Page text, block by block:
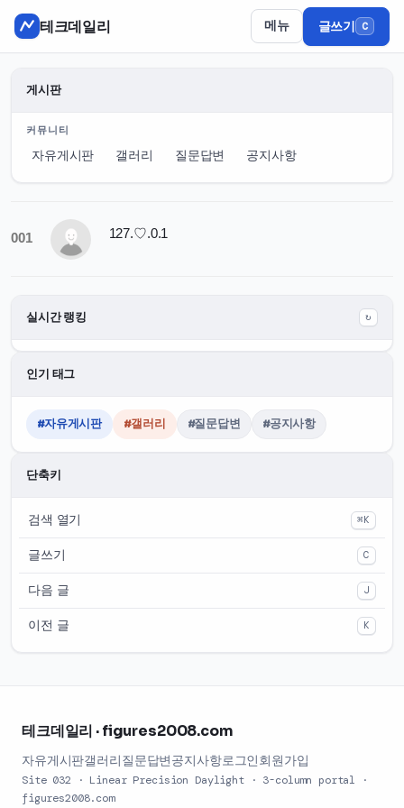
테크데일리 메뉴 글쓰기 C
게시판
커뮤니티
자유게시판 갤러리 질문답변 공지사항
001 127.♡.0.1
실시간 랭킹 ↻
인기 태그
#자유게시판 #갤러리 #질문답변 #공지사항
단축키
검색 열기 ⌘K
글쓰기 C
다음 글 J
이전 글 K
테크데일리 · figures2008.com
자유게시판갤러리질문답변공지사항로그인회원가입
Site 032 · Linear Precision Daylight · 3-column portal ·
figures2008.com